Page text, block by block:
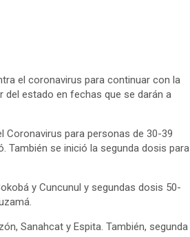
el coronavirus para continuar con la
del estado en fechas que se darán a
Coronavirus para personas de 30-39
También se inició la segunda dosis para
y Cuncunul y segundas dosis 50-
Sanahcat y Espita. También, segunda